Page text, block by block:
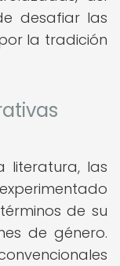
desafiar las
la tradición
literatura, las
de su
de género.